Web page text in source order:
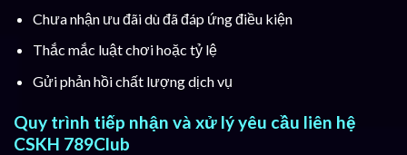
Chưa nhận ưu đãi dù đã đáp ứng điều kiện
Thắc mắc luật chơi hoặc tỷ lệ
Gửi phản hồi chất lượng dịch vụ
Quy trình tiếp nhận và xử lý yêu cầu liên hệ
CSKH 789Club